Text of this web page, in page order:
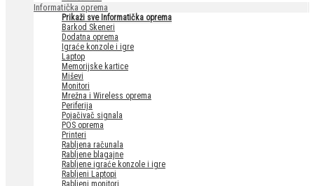
Informatička oprema
Prikaži sve Informatička oprema
Barkod Skeneri
Dodatna oprema
Igraće konzole i igre
Laptop
Memorijske kartice
Miševi
Monitori
Mrežna i Wireless oprema
Periferija
Pojačivač signala
POS oprema
Printeri
Rabljena računala
Rabljene blagajne
Rabljene igraće konzole i igre
Rabljeni Laptopi
Rabljeni monitori